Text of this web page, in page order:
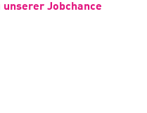
unserer Jobchance